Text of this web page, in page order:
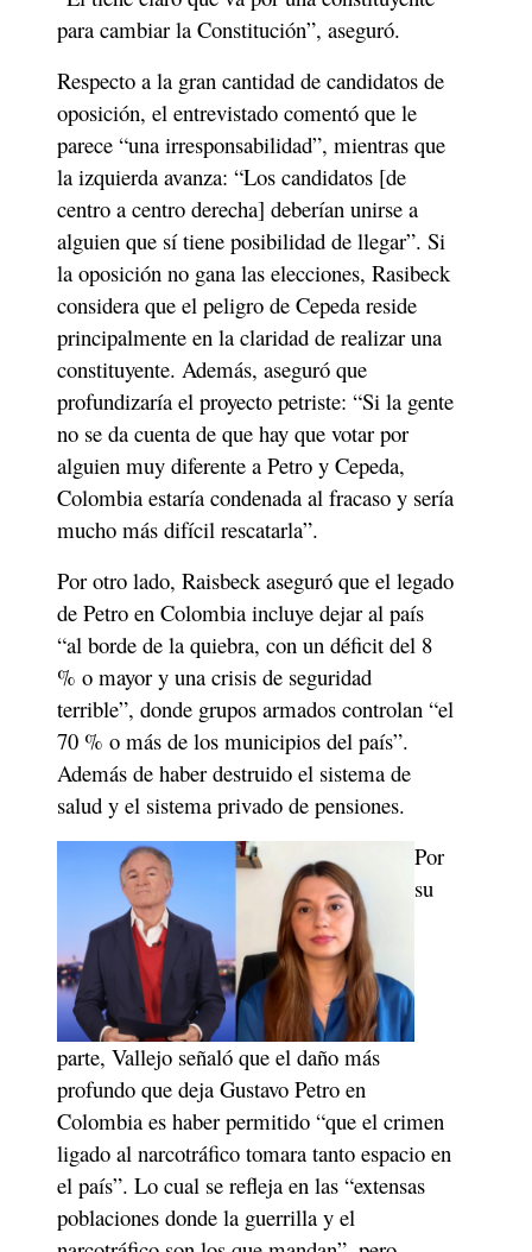
para cambiar la Constitución”, aseguró.
Respecto a la gran cantidad de candidatos de
oposición, el entrevistado comentó que le
parece “una irresponsabilidad”, mientras que
la izquierda avanza: “Los candidatos [de
centro a centro derecha] deberían unirse a
alguien que sí tiene posibilidad de llegar”. Si
la oposición no gana las elecciones, Rasibeck
considera que el peligro de Cepeda reside
principalmente en la claridad de realizar una
constituyente. Además, aseguró que
profundizaría el proyecto petriste: “Si la gente
no se da cuenta de que hay que votar por
alguien muy diferente a Petro y Cepeda,
Colombia estaría condenada al fracaso y sería
mucho más difícil rescatarla”.
Por otro lado, Raisbeck aseguró que el legado
de Petro en Colombia incluye dejar al país
“al borde de la quiebra, con un déficit del 8
% o mayor y una crisis de seguridad
terrible”, donde grupos armados controlan “el
70 % o más de los municipios del país”.
Además de haber destruido el sistema de
salud y el sistema privado de pensiones.
Por
su
parte, Vallejo señaló que el daño más
profundo que deja Gustavo Petro en
Colombia es haber permitido “que el crimen
ligado al narcotráfico tomara tanto espacio en
el país”. Lo cual se refleja en las “extensas
poblaciones donde la guerrilla y el